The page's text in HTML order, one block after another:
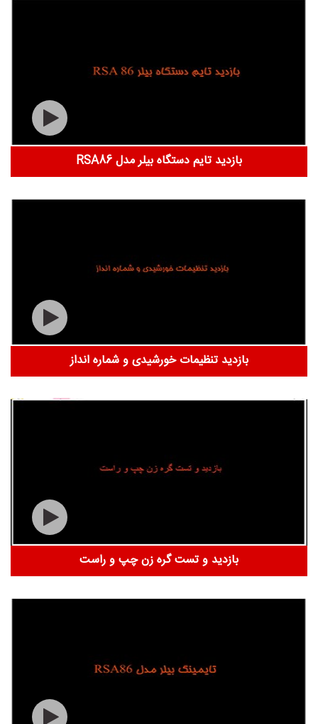
بازدید تایم دستگاه بیلر مدل RSA86
بازدید تنظیمات خورشیدی و شماره انداز
بازدید و تست گره زن چپ و راست